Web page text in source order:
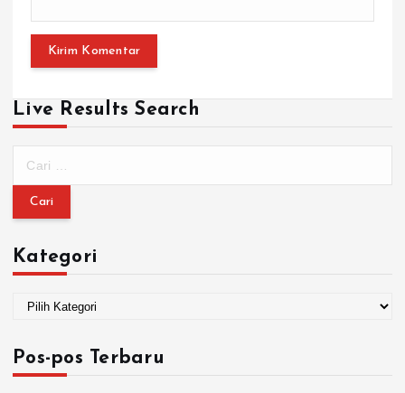
Live Results Search
Kategori
Pos-pos Terbaru